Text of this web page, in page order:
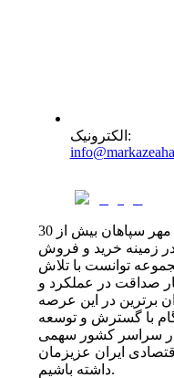
الکترونیک :
مرکزآهن با نام تجاری آهن سجاد مهر سپاهان بیش از 30
زمینه خرید و فروش
توانست با تلاش
صداقت در عملکرد و
برترین در این عرصه
با گسترش و توسعه
در سراسر کشور سهمی
ایران عزیزمان
داشته باشیم.